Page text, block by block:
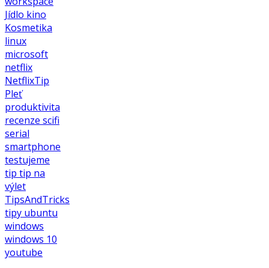
Jídlo kino
Kosmetika
linux
microsoft
netflix
NetflixTip
Pleť
produktivita
recenze scifi
serial
smartphone
testujeme
tip tip na
výlet
TipsAndTricks
tipy ubuntu
windows
windows 10
youtube